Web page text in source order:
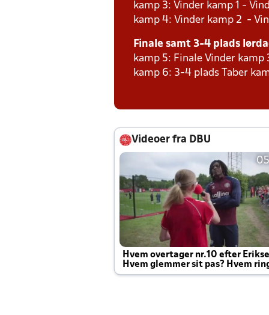
kamp 3: Vinder kamp 1 -
kamp 4: Vinder kamp 2 -
Finale samt 3-4 plads
kamp 5: Finale Vinder kamp
kamp 6: 3-4 plads Taber
Videoer fra DBU
Hvem overtager nr.10 efter
Hvem glemmer sit pas? Hvem
Joachim altid til efter kampe?